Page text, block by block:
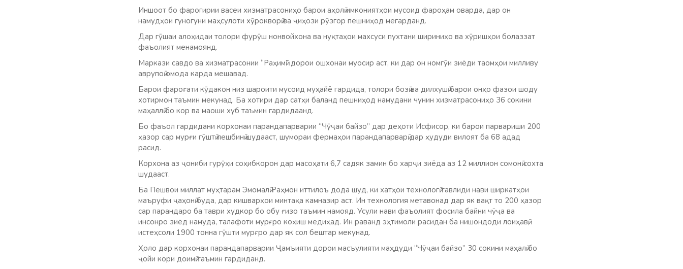
Иншоот бо фарогирии васеи хизматрасониҳо барои аҳолӣ имкониятҳои мусоид фароҳам оварда, дар он
намудҳои гуногуни маҳсулоти хӯрокворӣ ва ҷиҳози рӯзгор пешниҳод мегарданд.
Дар гӯшаи алоҳидаи толори фурӯш нонвойхона ва нуқтаҳои махсуси пухтани шириниҳо ва хӯришҳои болаззат
фаъолият менамоянд.
Маркази савдо ва хизматрасонии “Раҳимӣ” дорои ошхонаи муосир аст, ки дар он номгӯи зиёди таомҳои милливу
аврупоӣ омода карда мешавад.
Барои фароғати кӯдакон низ шароити мусоид муҳайё гардида, толори бозӣ ва дилхушӣ барои онҳо фазои шоду
хотирмон таъмин мекунад. Ба хотири дар сатҳи баланд пешниҳод намудани чунин хизматрасониҳо 36 сокини
маҳаллӣ бо кор ва маоши хуб таъмин гардидаанд.
Бо фаъол гардидани корхонаи парандапарварии “Чӯҷаи байзо” дар деҳоти Исфисор, ки барои парвариши 200
ҳазор сар мурғи гӯштӣ пешбинӣ шудааст, шумораи фермаҳои парандапарварӣ дар ҳудуди вилоят ба 68 адад
расид.
Корхона аз ҷониби гурӯҳи соҳибкорон дар масоҳати 6,7 садяк замин бо харҷи зиёда аз 12 миллион сомонӣ сохта
шудааст.
Ба Пешвои миллат муҳтарам Эмомалӣ Раҳмон иттилоъ дода шуд, ки хатҳои технологӣ тавлиди нави ширкатҳои
маъруфи ҷаҳонӣ буда, дар кишварҳои минтақа камназир аст. Ин технология метавонад дар як вақт то 200 ҳазор
сар парандаро ба таври худкор бо обу ғизо таъмин намояд. Усули нави фаъолият фосила байни чӯҷа ва
инсонро зиёд намуда, талафоти мурғро коҳиш медиҳад. Ин раванд эҳтимоли расидан ба нишондоди лоиҳавӣ,
истеҳсоли 1900 тонна гӯшти мурғро дар як сол бештар мекунад.
Ҳоло дар корхонаи парандапарварии Ҷамъияти дорои масъулияти маҳдуди “Чӯҷаи байзо” 30 сокини маҳалӣ бо
ҷойи кори доимӣ таъмин гардиданд.